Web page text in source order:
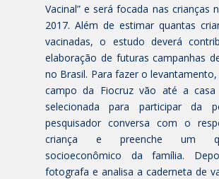
Vacinal” e será focada nas crianças
2017. Além de estimar quantas
vacinadas, o estudo deverá
elaboração de futuras campanhas
no Brasil. Para fazer o
campo da Fiocruz vão até a casa
selecionada para participar da
pesquisador conversa com o
criança e preenche um
socioeconômico da família.
fotografa e analisa a caderneta de